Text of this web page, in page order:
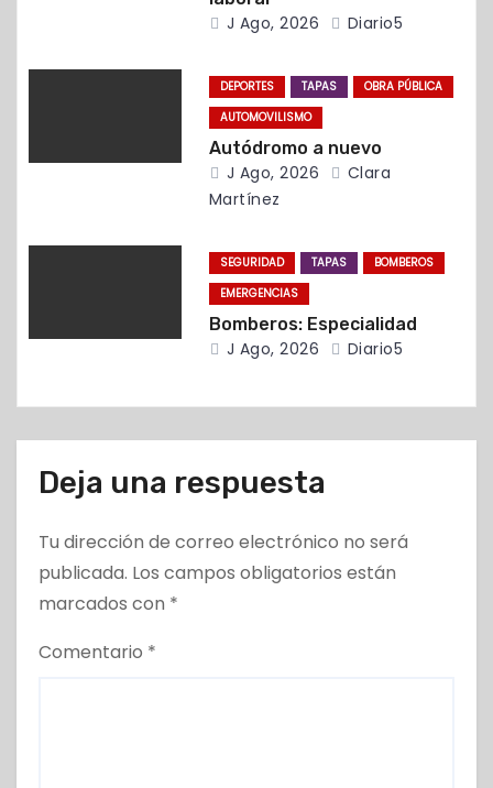
t
a
a
J Ago, 2026 Diario5
DEPORTES TAPAS
OBRA PÚBLICA
AUTOMOVILISMO
Autódromo a nuevo
J Ago, 2026
Clara
Martínez
SEGURIDAD TAPAS
BOMBEROS
EMERGENCIAS
Bomberos: Especialidad
J Ago, 2026 Diario5
Deja una respuesta
Tu dirección de correo electrónico no será
publicada. Los campos obligatorios están
marcados con *
Comentario *